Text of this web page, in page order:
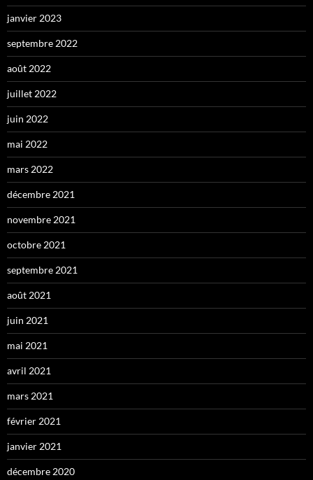
janvier 2023
septembre 2022
août 2022
juillet 2022
juin 2022
mai 2022
mars 2022
décembre 2021
novembre 2021
octobre 2021
septembre 2021
août 2021
juin 2021
mai 2021
avril 2021
mars 2021
février 2021
janvier 2021
décembre 2020